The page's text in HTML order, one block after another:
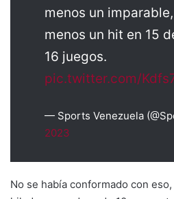
menos un
menos un hit en 15
16 juegos.
pic.twitter.com/
— Sports Venezuela
2023
No se había conformado con